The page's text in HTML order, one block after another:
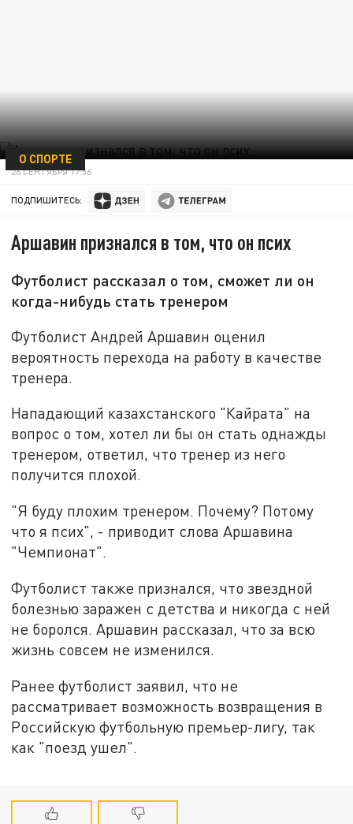
О СПОРТЕ
26 СЕНТЯБРЯ 17:56
ПОДПИШИТЕСЬ:
Аршавин признался в том, что он псих
Футболист рассказал о том, сможет ли он
когда-нибудь стать тренером
Футболист Андрей Аршавин оценил
вероятность перехода на работу в качестве
тренера.
Нападающий казахстанского "Кайрата" на
вопрос о том, хотел ли бы он стать однажды
тренером, ответил, что тренер из него
получится плохой.
"Я буду плохим тренером. Почему? Потому
что я псих", - приводит слова Аршавина
"Чемпионат".
Футболист также признался, что звездной
болезнью заражен с детства и никогда с ней
не боролся. Аршавин рассказал, что за всю
жизнь совсем не изменился.
Ранее футболист заявил, что не
рассматривает возможность возвращения в
Российскую футбольную премьер-лигу, так
как "поезд ушел".